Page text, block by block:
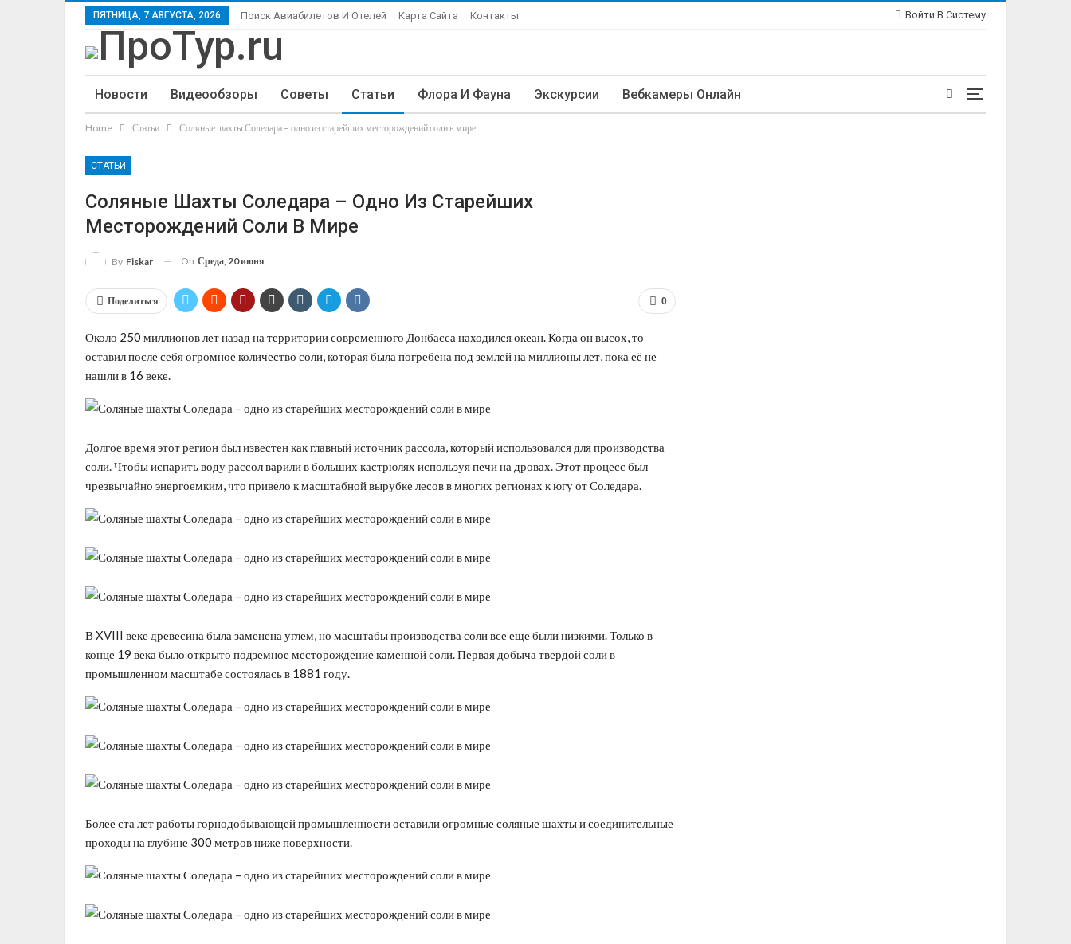
Войти В Систему
ПЯТНИЦА, 7 АВГУСТА, 2026 Поиск Авиабилетов И Отелей Карта Сайта Контакты
Новости Видеообзоры Советы Статьи Флора И Фауна Экскурсии Вебкамеры Онлайн
Home Статьи Соляные шахты Соледара – одно из старейших месторождений соли в мире
СТАТЬИ
Соляные Шахты Соледара – Одно Из Старейших
Месторождений Соли В Мире
By Fiskar On Среда, 20 июня
0
Поделиться
Около 250 миллионов лет назад на территории современного Донбасса находился океан. Когда он высох, то
оставил после себя огромное количество соли, которая была погребена под землей на миллионы лет, пока её не
нашли в 16 веке.
Долгое время этот регион был известен как главный источник рассола, который использовался для производства
соли. Чтобы испарить воду рассол варили в больших кастрюлях используя печи на дровах. Этот процесс был
чрезвычайно энергоемким, что привело к масштабной вырубке лесов в многих регионах к югу от Соледара.
В XVIII веке древесина была заменена углем, но масштабы производства соли все еще были низкими. Только в
конце 19 века было открыто подземное месторождение каменной соли. Первая добыча твердой соли в
промышленном масштабе состоялась в 1881 году.
Более ста лет работы горнодобывающей промышленности оставили огромные соляные шахты и соединительные
проходы на глубине 300 метров ниже поверхности.